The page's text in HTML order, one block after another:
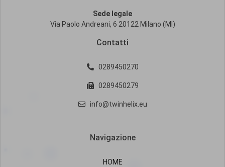
Sede legale
Via Paolo Andreani, 6 20122 Milano (MI)
Contatti
0289450270
0289450279
info@twinhelix.eu
Navigazione
HOME